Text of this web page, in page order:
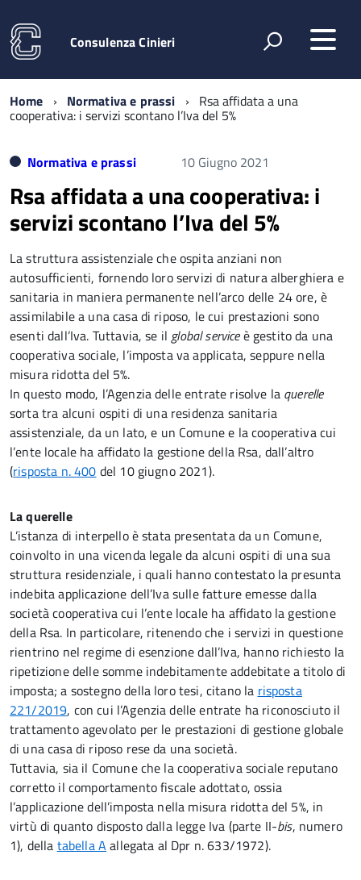
Consulenza Cinieri
Home Normativa e prassi Rsa affidata a una
cooperativa: i servizi scontano l’Iva del 5%
Normativa e prassi 10 Giugno 2021
Rsa affidata a una cooperativa: i
servizi scontano l’Iva del 5%
La struttura assistenziale che ospita anziani non
autosufficienti, fornendo loro servizi di natura alberghiera e
sanitaria in maniera permanente nell’arco delle 24 ore, è
assimilabile a una casa di riposo, le cui prestazioni sono
esenti dall’Iva. Tuttavia, se ilglobal serviceè gestito da una
cooperativa sociale, l’imposta va applicata, seppure nella
misura ridotta del 5%.
In questo modo, l’Agenzia delle entrate risolve la querelle
sorta tra alcuni ospiti di una residenza sanitaria
assistenziale, da un lato, e un Comune e la cooperativa cui
l’ente locale ha affidato la gestione della Rsa, dall’altro
(risposta n. 400 del 10 giugno 2021).
La querelle
L’istanza di interpello è stata presentata da un Comune,
coinvolto in una vicenda legale da alcuni ospiti di una sua
struttura residenziale, i quali hanno contestato la presunta
indebita applicazione dell’Iva sulle fatture emesse dalla
società cooperativa cui l’ente locale ha affidato la gestione
della Rsa. In particolare, ritenendo che i servizi in questione
rientrino nel regime di esenzione dall’Iva, hanno richiesto la
ripetizione delle somme indebitamente addebitate a titolo di
imposta; a sostegno della loro tesi, citano la risposta
221/2019, con cui l’Agenzia delle entrate ha riconosciuto il
trattamento agevolato per le prestazioni di gestione globale
di una casa di riposo rese da una società.
Tuttavia, sia il Comune che la cooperativa sociale reputano
corretto il comportamento fiscale adottato, ossia
l’applicazione dell’imposta nella misura ridotta del 5%, in
virtù di quanto disposto dalla legge Iva (parte II-bis, numero
1), della tabella A allegata al Dpr n. 633/1972).